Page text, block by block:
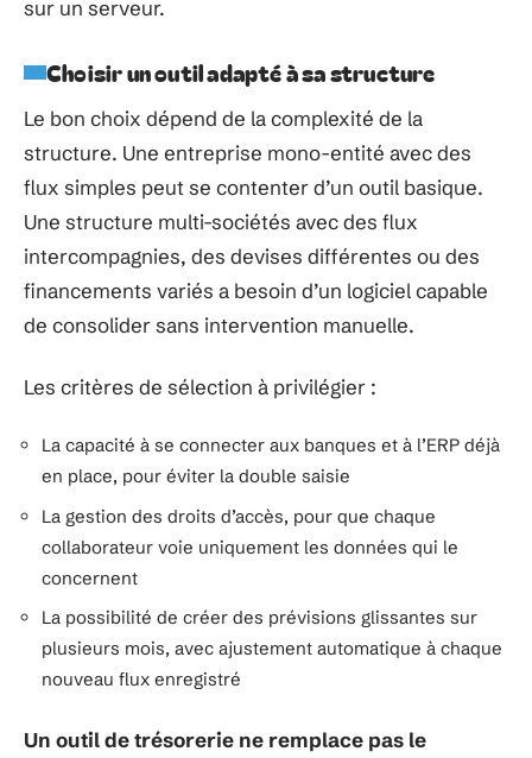
sur un serveur.
Choisir un outil adapté à sa structure
Le bon choix dépend de la complexité de la
structure. Une entreprise mono-entité avec des
flux simples peut se contenter d’un outil basique.
Une structure multi-sociétés avec des flux
intercompagnies, des devises différentes ou des
financements variés a besoin d’un logiciel capable
de consolider sans intervention manuelle.
Les critères de sélection à privilégier :
La capacité à se connecter aux banques et à l’ERP déjà
en place, pour éviter la double saisie
La gestion des droits d’accès, pour que chaque
collaborateur voie uniquement les données qui le
concernent
La possibilité de créer des prévisions glissantes sur
plusieurs mois, avec ajustement automatique à chaque
nouveau flux enregistré
Un outil de trésorerie ne remplace pas le